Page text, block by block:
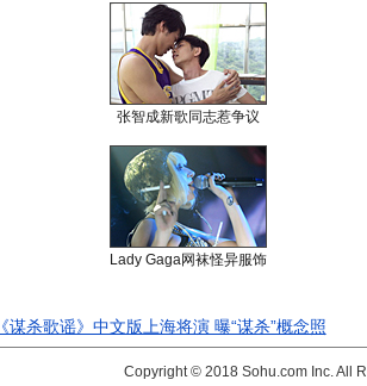
张智成新歌同志惹争议
Lady Gaga网袜怪异服饰
《谋杀歌谣》中文版上海将演 曝“谋杀”概念照
Copyright © 2018 Sohu.com Inc. All